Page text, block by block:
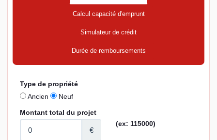
Calcul capacité d'emprunt
Simulateur de crédit
Durée de remboursements